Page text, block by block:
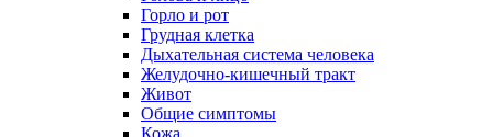
Горло и рот
Грудная клетка
Дыхательная система человека
Желудочно-кишечный тракт
Живот
Общие симптомы
Кожа